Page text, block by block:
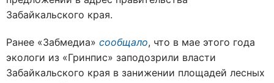
Забайкальского края.
Ранее «Забмедиа» сообщало, что в мае этого года
экологи из «Гринпис» заподозрили власти
Забайкальского края в занижении площадей лесных